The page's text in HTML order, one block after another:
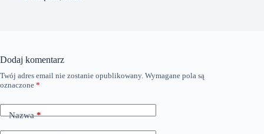
Dodaj komentarz
Twój adres email nie zostanie opublikowany. Wymagane pola są
oznaczone *
Nazwa*